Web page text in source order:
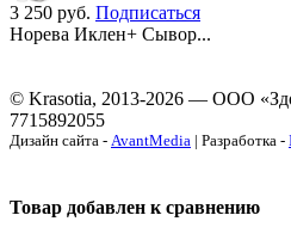
3 250 руб. Подписаться
Норева Иклен+ Сывор...
© Krasotia, 2013-2026 — ООО
7715892055
Дизайн сайта - AvantMedia | Разработка -
Товар добавлен к сравнению